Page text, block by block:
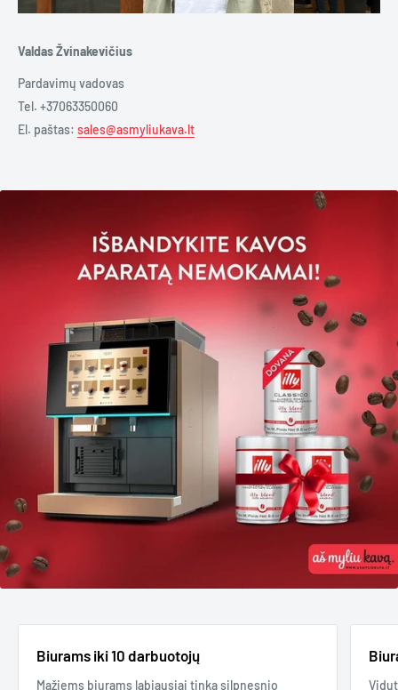
Valdas Žvinakevičius
Pardavimų vadovas
Tel. +37063350060
El. paštas: sales@asmyliukava.lt
Biurams iki 10 darbuotojų
Mažiems biurams labiausiai tinka silpnesnio